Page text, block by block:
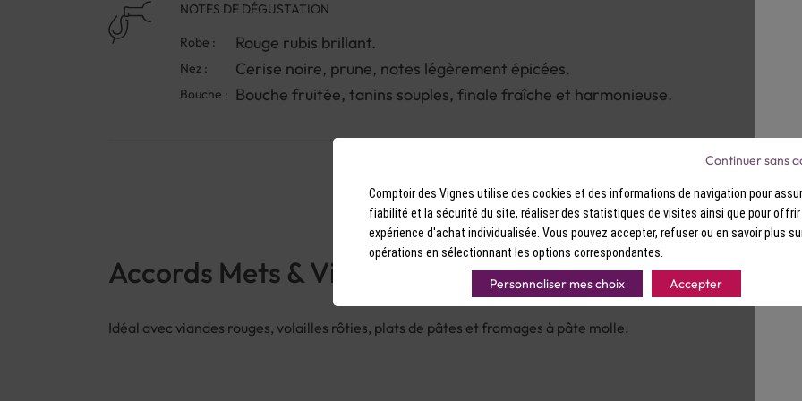
NOTES DE DÉGUSTATION
Robe : Rouge rubis brillant.
Nez : Cerise noire, prune, notes légèrement épicées.
Bouche : Bouche fruitée, tanins souples, finale fraîche et harmonieuse.
Accords Mets & Vins
Idéal avec viandes rouges, volailles rôties, plats de pâtes et fromages à pâte molle.
Comptoir des Vignes utilise des cookies et des informations de navigation pour
fiabilité et la sécurité du site, réaliser des statistiques de visites ainsi que pour offrir
expérience d'achat individualisée. Vous pouvez accepter, refuser ou en savoir plus
opérations en sélectionnant les options correspondantes.
Personnaliser mes choix Accepter
Continuer sans